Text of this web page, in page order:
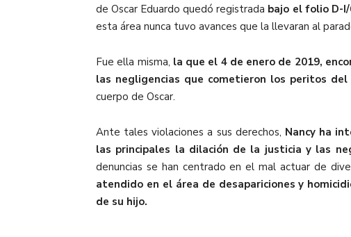
de Oscar Eduardo quedó registrada bajo el folio D-
esta área nunca tuvo avances que la llevaran al
Fue ella misma, la que el 4 de enero de 2019,
las negligencias que cometieron los peritos del
cuerpo de Oscar.
Ante tales violaciones a sus derechos, Nancy ha
las principales la dilación de la justicia y las
denuncias se han centrado en el mal actuar de
atendido en el área de desapariciones y
de su hijo.